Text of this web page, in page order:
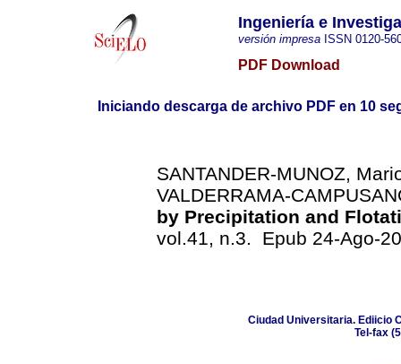
Ingeniería e
versión impresa ISSN 0120-
PDF Download
Iniciando descarga de archivo PDF en 10
SANTANDER-MUNOZ,
VALDERRAMA-
by Precipitation and
vol.41, n.3. Epub 24-Ago-
Ciudad Universitaria. Ediicio
Tel-fax